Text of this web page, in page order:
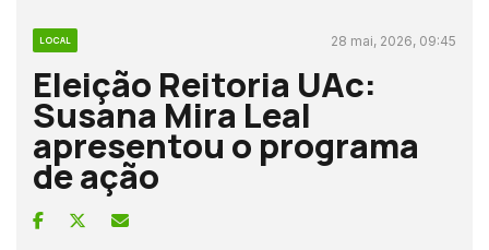
LOCAL 28 mai, 2026, 09:45
Eleição Reitoria UAc:
Susana Mira Leal
apresentou o programa
de ação